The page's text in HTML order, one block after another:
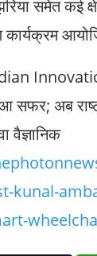
समेत कई
कार्यक्रम
सफर; अब
वैज्ञानिक
kunal-